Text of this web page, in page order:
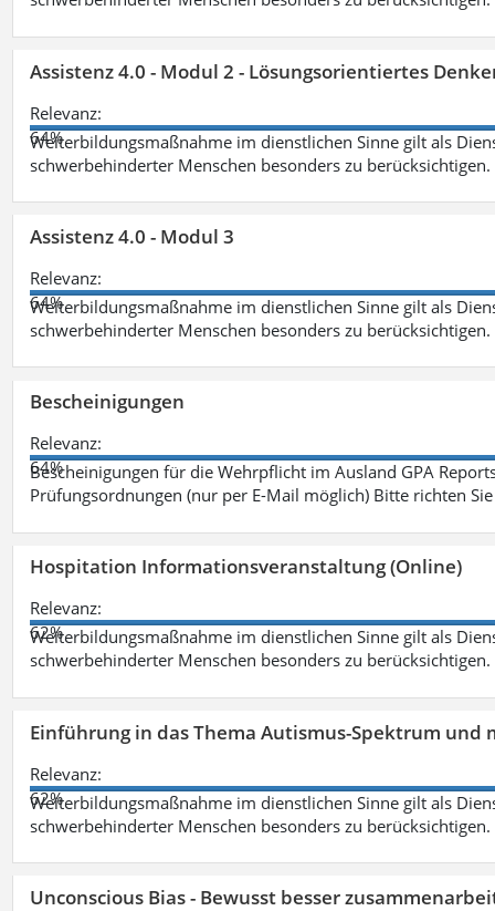
Assistenz 4.0 - Modul 2 - Lösungsorientiertes
Relevanz:
64%
Weiterbildungsmaßnahme im dienstlichen Sinne gilt als
schwerbehinderter Menschen besonders zu berücksichtigen.
Assistenz 4.0 - Modul 3
Relevanz:
64%
Weiterbildungsmaßnahme im dienstlichen Sinne gilt als
schwerbehinderter Menschen besonders zu
Bescheinigungen
Relevanz:
64%
Bescheinigungen für die Wehrpflicht im Ausland GPA
Prüfungsordnungen (nur per E-Mail möglich) Bitte richten
Hospitation Informationsveranstaltung (Online)
Relevanz:
62%
Weiterbildungsmaßnahme im dienstlichen Sinne gilt als
schwerbehinderter Menschen besonders zu berücksichtigen.
Einführung in das Thema Autismus-Spektrum
Relevanz:
62%
Weiterbildungsmaßnahme im dienstlichen Sinne gilt als
schwerbehinderter Menschen besonders zu berücksichtigen.
Unconscious Bias - Bewusst besser